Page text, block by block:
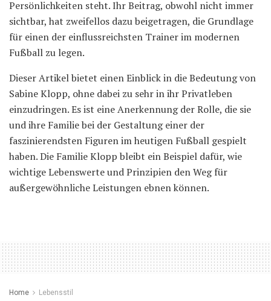
Persönlichkeiten steht. Ihr Beitrag, obwohl nicht immer
sichtbar, hat zweifellos dazu beigetragen, die Grundlage
für einen der einflussreichsten Trainer im modernen
Fußball zu legen.
Dieser Artikel bietet einen Einblick in die Bedeutung von
Sabine Klopp, ohne dabei zu sehr in ihr Privatleben
einzudringen. Es ist eine Anerkennung der Rolle, die sie
und ihre Familie bei der Gestaltung einer der
faszinierendsten Figuren im heutigen Fußball gespielt
haben. Die Familie Klopp bleibt ein Beispiel dafür, wie
wichtige Lebenswerte und Prinzipien den Weg für
außergewöhnliche Leistungen ebnen können.
Home Lebensstil